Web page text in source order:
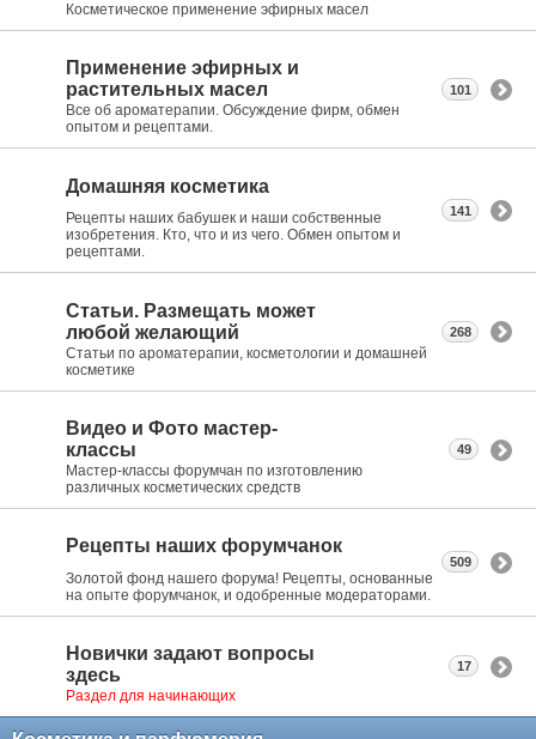
Косметическое применение эфирных масел
Применение эфирных и
растительных масел
Все об ароматерапии. Обсуждение фирм, обмен
опытом и рецептами.
101
Домашняя косметика
Рецепты наших бабушек и наши собственные
изобретения. Кто, что и из чего. Обмен опытом и
рецептами.
141
Статьи. Размещать может
любой желающий
Статьи по ароматерапии, косметологии и домашней
косметике
268
Видео и Фото мастер-
классы
Мастер-классы форумчан по изготовлению
различных косметических средств
49
Рецепты наших форумчанок
Золотой фонд нашего форума! Рецепты, основанные
на опыте форумчанок, и одобренные модераторами.
509
Новички задают вопросы
здесь
Раздел для начинающих
17